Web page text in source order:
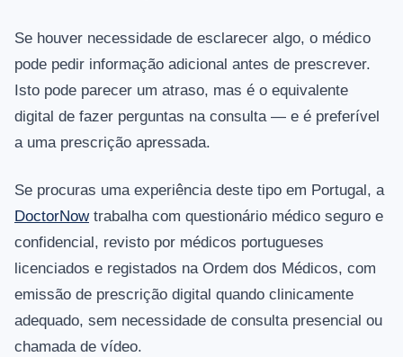
Se houver necessidade de esclarecer algo, o médico
pode pedir informação adicional antes de prescrever.
Isto pode parecer um atraso, mas é o equivalente
digital de fazer perguntas na consulta — e é preferível
a uma prescrição apressada.
Se procuras uma experiência deste tipo em Portugal, a
DoctorNowtrabalha com questionário médico seguro e
confidencial, revisto por médicos portugueses
licenciados e registados na Ordem dos Médicos, com
emissão de prescrição digital quando clinicamente
adequado, sem necessidade de consulta presencial ou
chamada de vídeo.